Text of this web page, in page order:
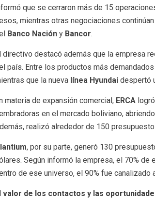
que se cerraron más de 15
mientras otras negociaciones
Banco Nacióny Bancor.
directivo destacó además que la empresa
país. Entre los productos más
que la nueva línea Hyundaidespertó
materia de expansión comercial, ERCAlogró
en el mercado boliviano,
realizó alrededor de 150
, por su parte, generó 130
Según informó la empresa, el 70%
de ese universo, el 90% fue canalizado
valor de los contactos y las